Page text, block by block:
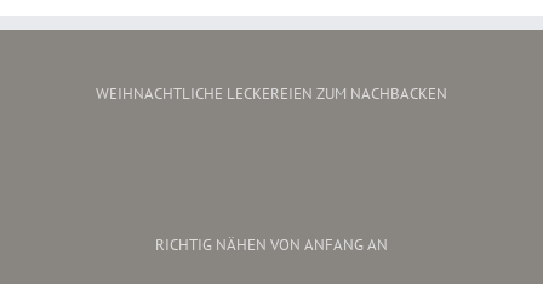
WEIHNACHTLICHE LECKEREIEN ZUM NACHBACKEN
RICHTIG NÄHEN VON ANFANG AN